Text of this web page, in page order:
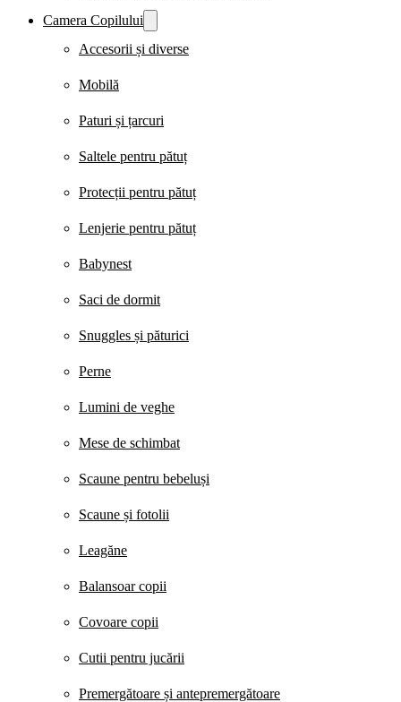
Camera Copilului
Accesorii și diverse
Mobilă
Paturi și țarcuri
Saltele pentru pătuț
Protecții pentru pătuț
Lenjerie pentru pătuț
Babynest
Saci de dormit
Snuggles și păturici
Perne
Lumini de veghe
Mese de schimbat
Scaune pentru bebeluși
Scaune și fotolii
Leagăne
Balansoar copii
Covoare copii
Cutii pentru jucării
Premergătoare și antepremergătoare